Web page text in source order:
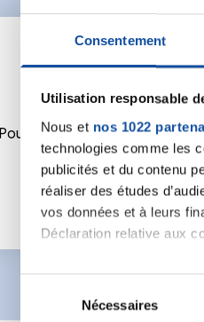
Consentement
Utilisation responsable
Nous et nos 1022
technologies comme les
publicités et du contenu
réaliser des études
vos données et à leurs
Déclaration relative aux
Si vous le permettez,
Collecter des
Nécessaires
Pour écrire un commentaire